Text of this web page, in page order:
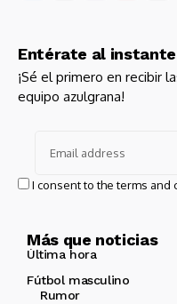
Entérate al
¡Sé el primero en recibir
equipo azulgrana!
I consent to the terms and
Más que noticias
Última hora
Fútbol masculino
Rumor